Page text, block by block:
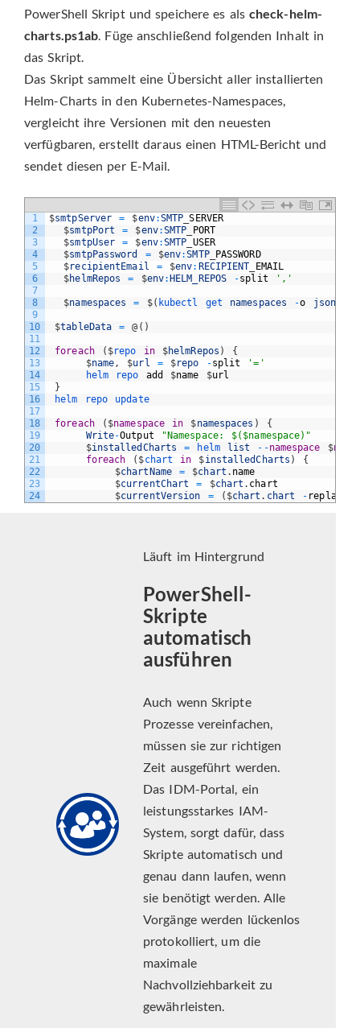
PowerShell Skript und speichere es alscheck-helm-
charts.ps1ab . Füge anschließend folgenden Inhalt in
das Skript.
Das Skript sammelt eine Übersicht aller installierten
Helm-Charts in den Kubernetes-Namespaces,
vergleicht ihre Versionen mit den neuesten
verfügbaren, erstellt daraus einen HTML-Bericht und
sendet diesen per E-Mail.
1
2
3
4
5
6
7
8
9
10
11
12
13
14
15
16
17
18
19
20
21
22
23
24
$smtpServer = $env:SMTP _SERVER
$smtpPort = $env:SMTP
PORT
$smtpUser = $env:SMTP USER
$smtpPassword = $env:SMTP_ PASSWORD
$recipientEmail = $env: RECIPIENT
EMAIL
$helmRepos = $env:HELM_REPOS -split ','
$namespaces = $( kubectl get namespaces -o jsonpath
$tableData = @ ( )
foreach ( $repo in $helmRepos )
{
$name , $url = $repo -split
'='
helm
repo add $name $url
}
helm
repo update
foreach ( $namespace in $namespaces )
{
Write-Output
"Namespace: $($namespace)"
$installedCharts = helm list --namespace $
foreach
( $chart in $installedCharts )
{
$chartName = $chart . name
$currentChart = $chart . chart
$currentVersion = ( $chart . chart - replace
Läuft im Hintergrund
PowerShell-
Skripte
automatisch
ausführen
Auch wenn Skripte
Prozesse vereinfachen,
müssen sie zur richtigen
Zeit ausgeführt werden.
Das IDM-Portal, ein
leistungsstarkes IAM-
System, sorgt dafür, dass
Skripte automatisch und
genau dann laufen, wenn
sie benötigt werden. Alle
Vorgänge werden lückenlos
protokolliert, um die
maximale
Nachvollziehbarkeit zu
gewährleisten.